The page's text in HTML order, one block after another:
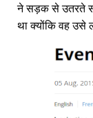
ने सड़क से उतरते
था क्योंकि वह उसे